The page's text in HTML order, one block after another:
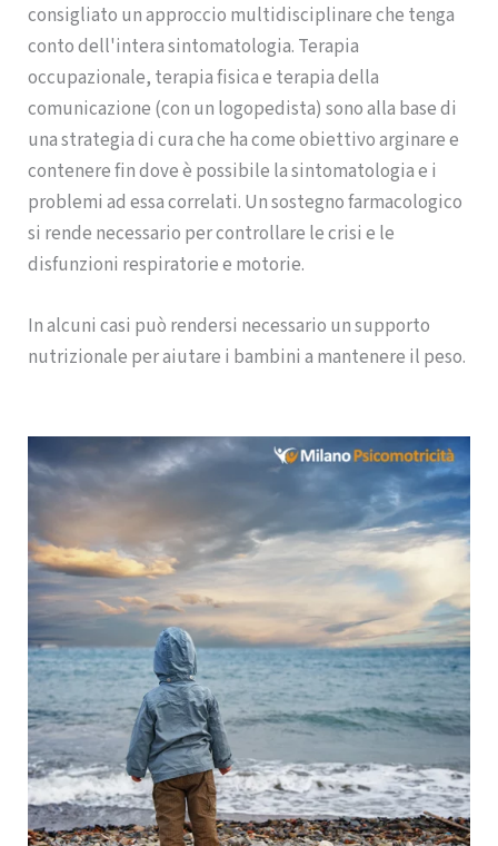
consigliato un approccio multidisciplinare che tenga
conto dell'intera sintomatologia. Terapia
occupazionale, terapia fisica e terapia della
comunicazione (con un logopedista) sono alla base di
una strategia di cura che ha come obiettivo arginare e
contenere fin dove è possibile la sintomatologia e i
problemi ad essa correlati. Un sostegno farmacologico
si rende necessario per controllare le crisi e le
disfunzioni respiratorie e motorie.
In alcuni casi può rendersi necessario un supporto
nutrizionale per aiutare i bambini a mantenere il peso.